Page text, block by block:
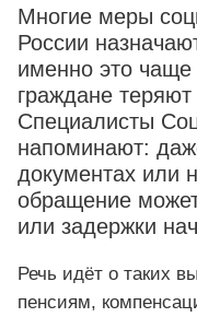
Многие меры
России
именно это чаще
граждане
Специалисты
напоминают:
документах или
обращение
или задержки
Речь идёт о таких
пенсиям,